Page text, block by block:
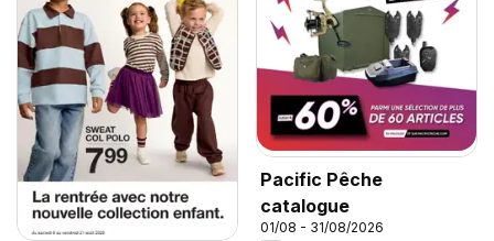
Pacific Pêche
catalogue
01/08 - 31/08/2026